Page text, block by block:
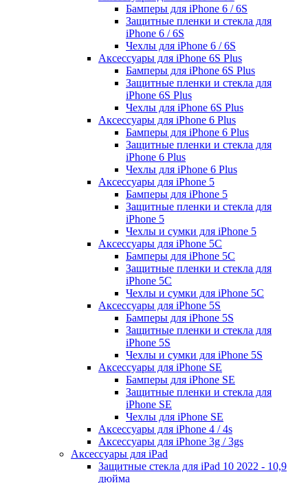
Бамперы для iPhone 6 / 6S
Защитные пленки и стекла для
iPhone 6 / 6S
Чехлы для iPhone 6 / 6S
Аксессуары для iPhone 6S Plus
Бамперы для iPhone 6S Plus
Защитные пленки и стекла для
iPhone 6S Plus
Чехлы для iPhone 6S Plus
Аксессуары для iPhone 6 Plus
Бамперы для iPhone 6 Plus
Защитные пленки и стекла для
iPhone 6 Plus
Чехлы для iPhone 6 Plus
Аксессуары для iPhone 5
Бамперы для iPhone 5
Защитные пленки и стекла для
iPhone 5
Чехлы и сумки для iPhone 5
Аксессуары для iPhone 5C
Бамперы для iPhone 5C
Защитные пленки и стекла для
iPhone 5C
Чехлы и сумки для iPhone 5C
Аксессуары для iPhone 5S
Бамперы для iPhone 5S
Защитные пленки и стекла для
iPhone 5S
Чехлы и сумки для iPhone 5S
Аксессуары для iPhone SE
Бамперы для iPhone SE
Защитные пленки и стекла для
iPhone SE
Чехлы для iPhone SE
Аксессуары для iPhone 4 / 4s
Аксессуары для iPhone 3g / 3gs
Аксессуары для iPad
Защитные стекла для iPad 10 2022 - 10,9
дюйма